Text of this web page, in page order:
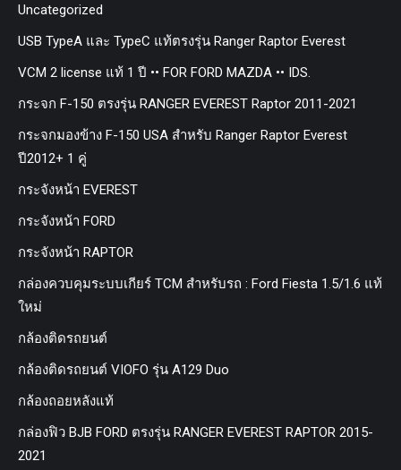
Uncategorized
USB TypeA และ TypeC แท้ตรงรุ่น Ranger Raptor Everest
VCM 2 license แท้ 1 ปี •• FOR FORD MAZDA •• IDS.
กระจก F-150 ตรงรุ่น RANGER EVEREST Raptor 2011-2021
กระจกมองข้าง F-150 USA สำหรับ Ranger Raptor Everest
ปี2012+ 1 คู่
กระจังหน้า EVEREST
กระจังหน้า FORD
กระจังหน้า RAPTOR
กล่องควบคุมระบบเกียร์ TCM สำหรับรถ : Ford Fiesta 1.5/1.6 แท้
ใหม่
กล้องติดรถยนต์
กล้องติดรถยนต์ VIOFO รุ่น A129 Duo
กล้องถอยหลังแท้
กล่องฟิว BJB FORD ตรงรุ่น RANGER EVEREST RAPTOR 2015-
2021